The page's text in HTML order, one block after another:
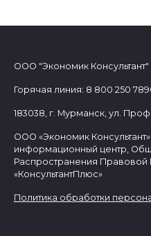
ООО "Экономик Консультант"
Горячая линия: 8 800 250
183038, г. Мурманск, ул.
ООО «Экономик
информационный центр,
Распространения
«КонсультантПлюс»
Политика обработки